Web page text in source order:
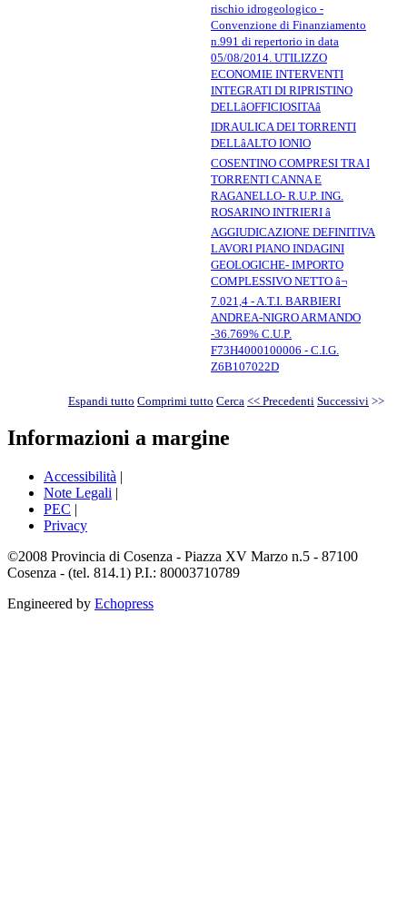
rischio idrogeologico -
Convenzione di Finanziamento
n.991 di repertorio in data
05/08/2014. UTILIZZO
ECONOMIE INTERVENTI
INTEGRATI DI RIPRISTINO
DELLâOFFICIOSITAâ
IDRAULICA DEI TORRENTI
DELLâALTO IONIO
COSENTINO COMPRESI TRA I
TORRENTI CANNA E
RAGANELLO- R.U.P. ING.
ROSARINO INTRIERI â
AGGIUDICAZIONE DEFINITIVA
LAVORI PIANO INDAGINI
GEOLOGICHE- IMPORTO
COMPLESSIVO NETTO â¬
7.021,4 - A.T.I. BARBIERI
ANDREA-NIGRO ARMANDO
-36.769% C.U.P.
F73H4000100006 - C.I.G.
Z6B107022D
Espandi tutto Comprimi tutto Cerca << Precedenti Successivi >>
Informazioni a margine
Accessibilità |
Note Legali |
PEC |
Privacy
©2008 Provincia di Cosenza - Piazza XV Marzo n.5 - 87100
Cosenza - (tel. 814.1) P.I.: 80003710789
Engineered by Echopress